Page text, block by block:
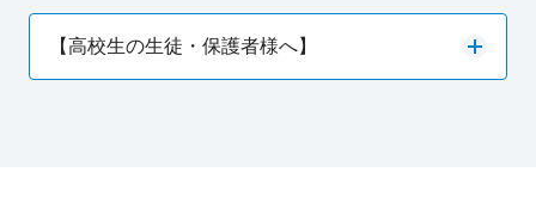
【高校生の生徒・保護者様へ】